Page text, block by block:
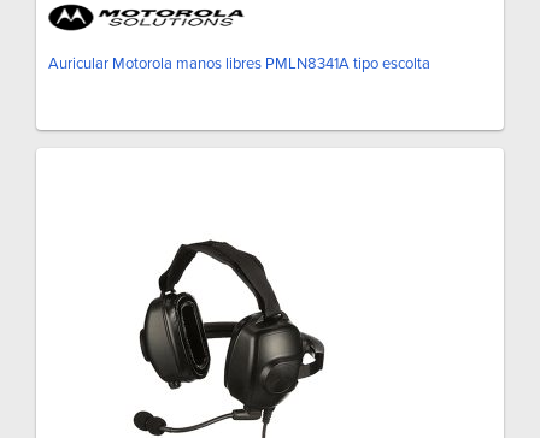
Auricular Motorola manos libres PMLN8341A tipo escolta